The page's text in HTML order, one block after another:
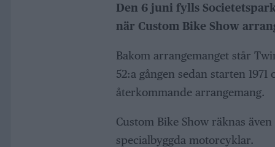
Den 6 juni fylls
när Custom Bike Show
Bakom arrangemanget står
52:a gången sedan starten
återkommande arrangemang.
Custom Bike Show räknas
specialbyggda motorcyklar.